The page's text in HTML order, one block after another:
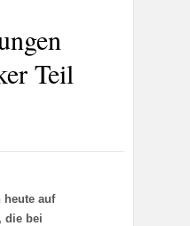
Teil
heute auf
die bei